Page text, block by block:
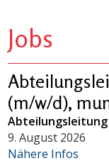
Jobs
(m/w/d),
9. August 2026
Nähere Infos